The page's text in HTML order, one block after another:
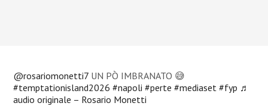
@rosariomonetti7 UN PÒ IMBRANATO 😅
#temptationisland2026 #napoli #perte #mediaset #fyp ♬
audio originale – Rosario Monetti